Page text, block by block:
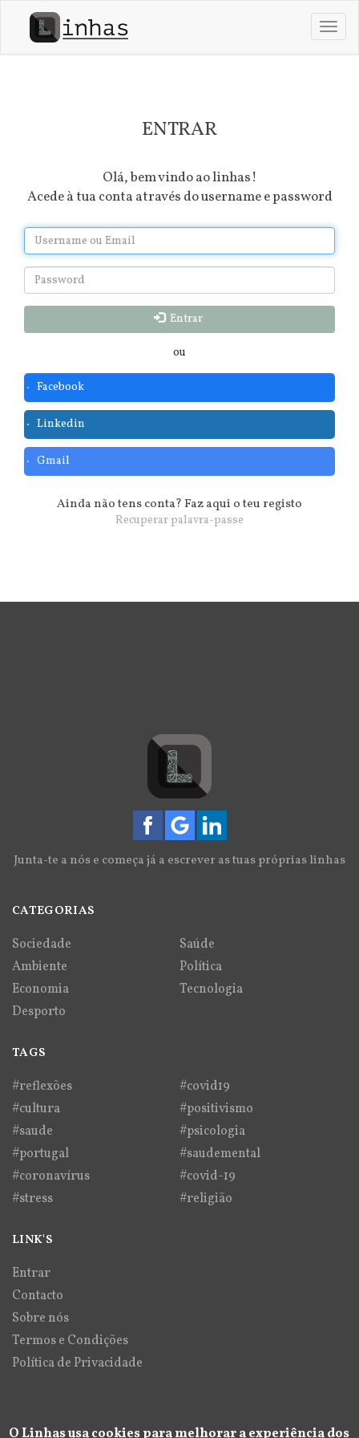
conteúdo
ENTRAR
Olá, bem vindo ao linhas!
Acede à tua conta através do username e password
Entrar
ou
Facebook
Linkedin
Gmail
Ainda não tens conta? Faz aqui o teu registo
Recuperar palavra-passe
Junta-te a nós e começa já a escrever as tuas próprias linhas
CATEGORIAS
Sociedade
Saúde
Ambiente
Política
Economia
Tecnologia
Desporto
TAGS
#reflexões
#covid19
#cultura
#positivismo
#saude
#psicologia
#portugal
#saudemental
#coronavírus
#covid-19
#stress
#religião
LINK'S
Entrar
Contacto
Sobre nós
Termos e Condições
Política de Privacidade
O Linhas usa cookies para melhorar a experiência dos